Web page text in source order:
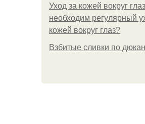
Уход за кожей вокруг
необходим регулярный
кожей вокруг глаз?
Взбитые сливки по